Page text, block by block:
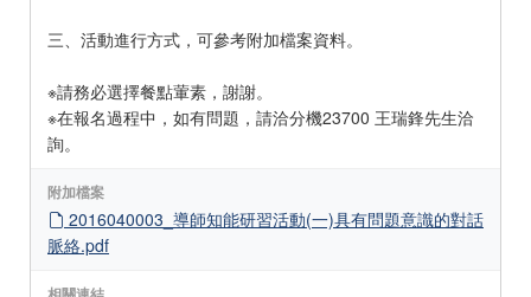
三、活動進行方式，可參考附加檔案資料。
※請務必選擇餐點葷素，謝謝。
※在報名過程中，如有問題，請洽分機23700 王瑞鋒先生洽
詢。
附加檔案
2016040003_導師知能研習活動(一)具有問題意識的對話
脈絡.pdf